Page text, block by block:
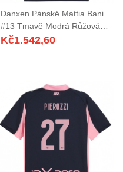
Danxen Pánské Mattia Bani
#13 Tmavě Modrá Růžová
Daleko Hráčské Dresy
Kč1.542,60